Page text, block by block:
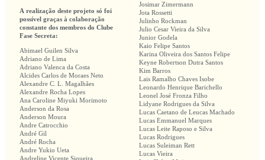
A realização deste projeto só foi
possível graças à colaboração
constante dos membros do Clube
Fase Secreta:
Abimael Guilen Silva
Adriano de Lima
Adriano Valenca da Costa
Alcides Carlos de Moraes Neto
Alexandre C. L. Magalhães
Alexandre Rocha Lopes
Ana Caroline Miyuki Morimoto
Anderson da Rosa
Anderson Moura
Andre Catrocchio
André Gil
André Rocha
Andre Yukio Ueta
Andreline Vicente Siqueira
Josimar Zimermann
Jota Rossetti
Julinho Rockman
Julio Cesar Vieira da Silva
Junior Godela
Kaio Felipe Santos
Karina Oliveira dos Santos Felipe
Keyne Robertson Dutra Santos
Kim Barros
Lais Ramalho Chaves Isobe
Leonardo Henrique Barichello
Leonel José Fronza Filho
Lidyane Rodrigues da Silva
Lucas Caetano de Leucas Machado
Lucas Emmanuel Marques
Lucas Leite Raposo e Silva
Lucas Rodrigues
Lucas Suleiman Rett
Lucas Vieira